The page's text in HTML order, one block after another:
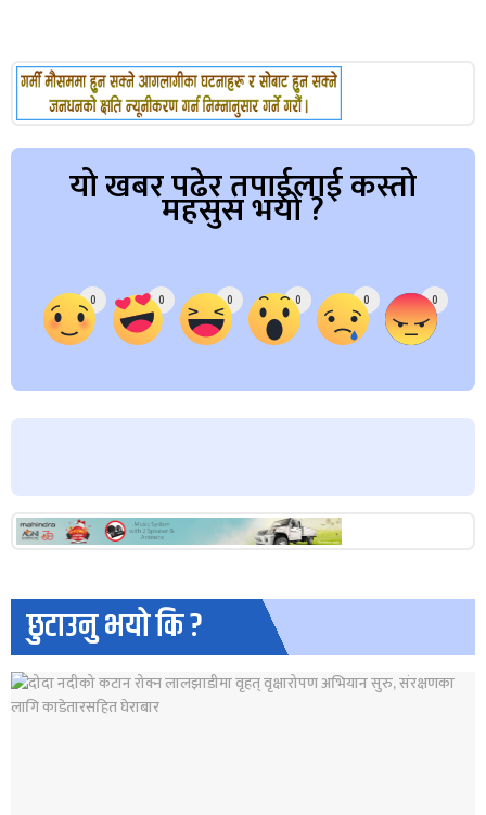
यो खबर पढेर तपाईलाई कस्तो
महसुस भयो ?
0 0 0 0 0 0
छुटाउनु भयो कि ?